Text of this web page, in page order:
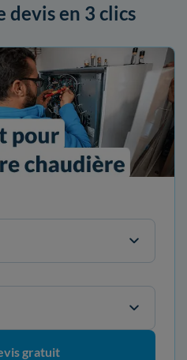
devis en 3 clics
gratuit